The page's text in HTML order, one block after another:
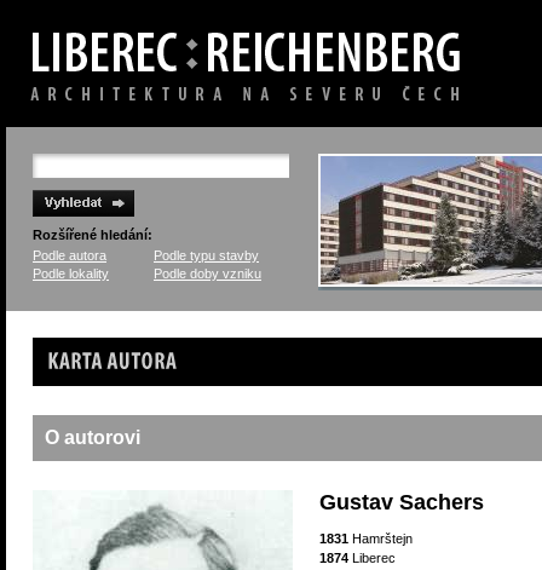
Rozšířené hledání:
Podle autora
Podle typu stavby
Podle lokality
Podle doby vzniku
Karta autora
O autorovi
Gustav Sachers
1831 Hamrštejn
1874 Liberec